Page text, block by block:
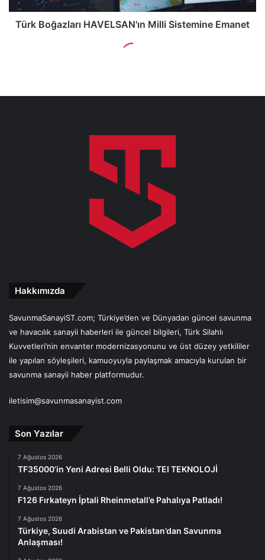
Hakkımızda
SavunmaSanayiST.com; Türkiye’den ve Dünyadan güncel savunma
ve havacılık sanayii haberleri ile güncel bilgileri, Türk Silahlı
Kuvvetleri’nin envanter modernizasyonunu ve üst düzey yetkililer
ile yapılan söyleşileri, kamuoyuyla paylaşmak amacıyla kurulan bir
savunma sanayii haber platformudur.
iletisim@savunmasanayist.com
Son Yazılar
7 Ağustos 2026
TF35000’in Yeni Adresi Belli Oldu: TEI TEKNOLOJİ
7 Ağustos 2026
F126 Fırkateyn İptali Rheinmetall’e Pahalıya Patladı!
7 Ağustos 2026
Türkiye, Suudi Arabistan ve Pakistan’dan Savunma
Anlaşması!